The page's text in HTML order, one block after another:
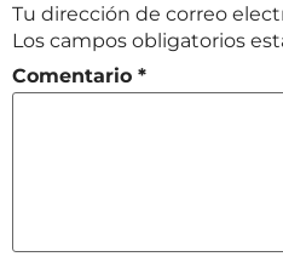
Tu dirección de correo
Los campos obligatorios
Comentario *